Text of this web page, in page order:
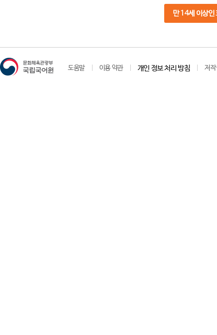
만 14세 이상인
도움말 이용 약관 개인 정보 처리 방침 저